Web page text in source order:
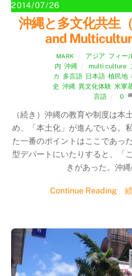
2014/07/26
沖縄と多文化共生
and
MARK アジア フィー
内 沖縄 multi culture
カ 多言語 日本語 植民地
史 沖縄 異文化体験, 米軍
言語
0
（続き）沖縄の教育や制度は本
め、「本土化」が進んでいる。
た一番のポイントはここであっ
型デパートにいたりすると、「
きがあった。沖
Continue Reading